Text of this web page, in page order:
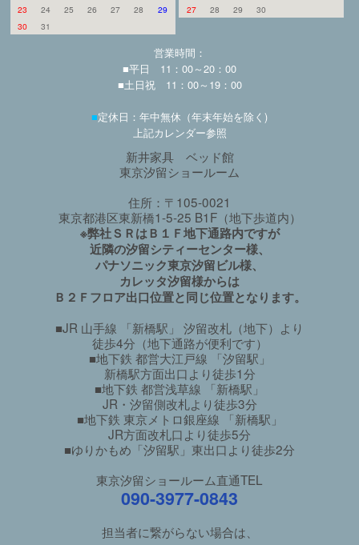
23
24 25 26 27 28
29
30
31
27
28 29 30
営業時間：
■平日 11：00～20：00
■土日祝 11：00～19：00
■定休日：年中無休（年末年始を除く)
上記カレンダー参照
新井家具 ベッド館
東京汐留ショールーム
住所：〒105-0021
東京都港区東新橋1-5-25 B1F（地下歩道内）
※弊社ＳＲはＢ１Ｆ地下通路内ですが
近隣の汐留シティーセンター様、
パナソニック東京汐留ビル様、
カレッタ汐留様からは
Ｂ２Ｆフロア出口位置と同じ位置となります。
■JR 山手線 「新橋駅」 汐留改札（地下）より
徒歩4分（地下通路が便利です）
■地下鉄 都営大江戸線 「汐留駅」
新橋駅方面出口より徒歩1分
■地下鉄 都営浅草線 「新橋駅」
JR・汐留側改札より徒歩3分
■地下鉄 東京メトロ銀座線 「新橋駅」
JR方面改札口より徒歩5分
■ゆりかもめ「汐留駅」東出口より徒歩2分
東京汐留ショールーム直通TEL
090-3977-0843
担当者に繋がらない場合は、